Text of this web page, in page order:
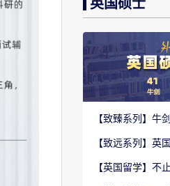
英国硕士
【致臻系列】牛
【致远系列】英
【英国留学】不